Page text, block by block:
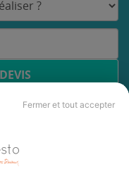
Fermer et tout accepter